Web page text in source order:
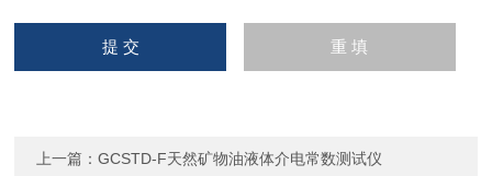
上一篇：GCSTD-F天然矿物油液体介电常数测试仪